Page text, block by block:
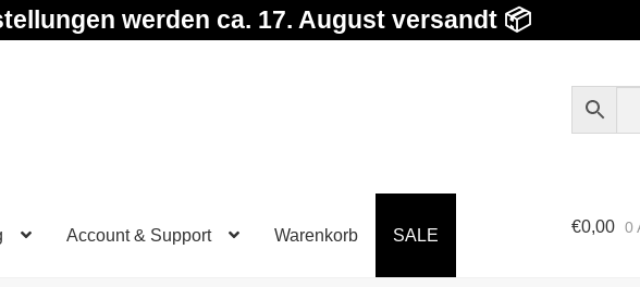
werden ca. 17. August versandt 📦
Account & Support Warenkorb SALE €0,00 0